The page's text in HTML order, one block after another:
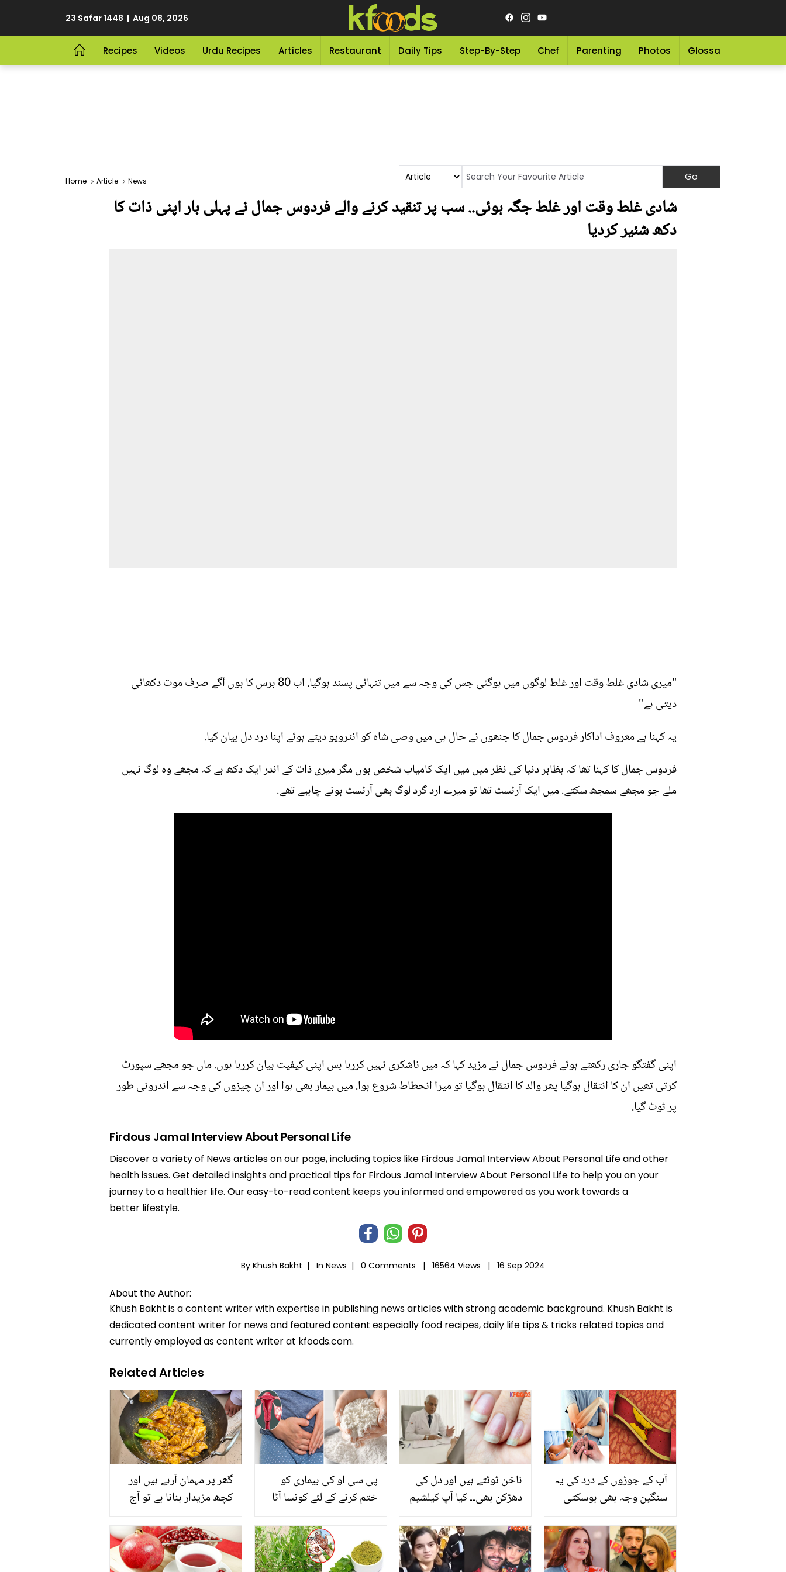
23 Safar 1448 | Aug 08, 2026
Recipes Videos Urdu Recipes Articles Restaurant Daily Tips Step-By-Step Chef Parenting Photos Glossary
Home Article News
شادی غلط وقت اور غلط جگہ ہوئی.. سب پر تنقید کرنے والے فردوس جمال نے پہلی بار اپنی ذات کا
دکھ شئیر کردیا
"میری شادی غلط وقت اور غلط لوگو‌ں میں ہوگئی جس کی وجہ سے میں تنہائی پسند ہوگیا. اب 80 برس کا ہوں آگے صرف موت دکھائی
دیتی ہے"
یہ کہنا ہے معروف اداکار فردوس جمال کا جنھوں نے حال ہی میں وصی شاہ کو انٹرویو دیتے ہوئے اپنا درد دل بیان کیا.
فردوس جمال کا کہنا تھا کہ بظاہر دنیا کی نظر میں میں ایک کامیاب شخص ہوں مگر میری ذات کے اندر ایک دکھ ہے کہ مجھے وہ لوگ نہیں
ملے جو مجھے سمجھ سکتے. میں ایک آرٹسٹ تھا تو میرے ارد گرد لوگ بھی آرٹسٹ ہونے چاہیے تھے.
اپنی گفتگو جاری رکھتے ہوئے فردوس جمال نے مزید کہا کہ میں ناشکری نہیں کررہا بس اپنی کیفیت بیان کررہا ہوں. ماں جو مجھے سپورٹ
کرتی تھیں ان کا انتقال ہوگیا پھر والد کا انتقال ہوگیا تو میرا انحطاط شروع ہوا. میں بیمار بھی ہوا اور ان چیزوں کی وجہ سے اندرونی طور
پر ٹوٹ گیا.
Firdous Jamal Interview About Personal Life
Discover a variety of News articles on our page, including topics like Firdous Jamal Interview About Personal Life and other
health issues. Get detailed insights and practical tips for Firdous Jamal Interview About Personal Life to help you on your
journey to a healthier life. Our easy-to-read content keeps you informed and empowered as you work towards a
better lifestyle.
By Khush Bakht | In News | 0 Comments | 16564 Views | 16 Sep 2024
About the Author:
Khush Bakht is a content writer with expertise in publishing news articles with strong academic background. Khush Bakht is
dedicated content writer for news and featured content especially food recipes, daily life tips & tricks related topics and
currently employed as content writer at kfoods.com.
Related Articles
گھر پر مہمان آرہے ہیں اور
کچھ مزیدار بنانا ہے تو آج
بتائی ہوئی مشہور
چولستانی چکن کڑاہی
پی سی او کی بیماری کو
ختم کرنے کے لئے کونسا آٹا
معلومات جو ہر عورت کو
جاننا چاہے
ناخن ٹوٹتے ہیں اور دل کی
دھڑکن بھی۔۔ کیا آپ کیلشیم
واقف ہیں! جانیں اس کمی
کو پورا کیسے کریں؟
آپ کے جوڑوں کے درد کی یہ
سنگین وجہ بھی ہوسکتی
نشانیاں جنہیں ہم نظر انداز
کردیتے ہیں